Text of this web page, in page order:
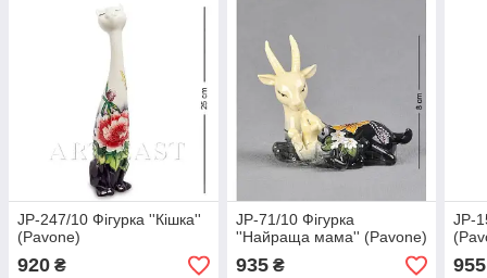
JP-247/10 Фігурка ''Кішка''
(Pavone)
920 ₴
JP-71/10 Фігурка
''Найраща мама'' (Pavone)
935₴
JP-
955